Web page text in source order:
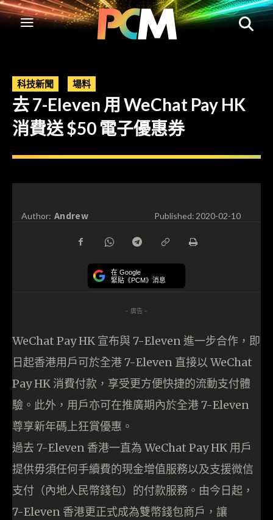
科技新聞 場料
去 7-Eleven 用 WeChat Pay HK
消費送 $50 電子優惠券
Author: Andrew Published:2020-02-10
在 Google
緊貼《PCM》消息
- 廣告 -
WeChat Pay HK 宣布與 7-Eleven 進一步合作，即
日起香港用戶可於全港 7-Eleven 直接以 WeChat
Pay HK 消費付款，享受更方便快捷的流動支付體
驗。此外，用戶亦可在推廣期內於全港 7-Eleven
尊享新年碼上狂賞優惠。
過去 7-Eleven 香港一直為 WeChat Pay HK 用戶
提供毋須任何手續費的現金增值服務以及支援微信
支付（內地人民幣錢包）的付款服務。由今日起，
7-Eleven 香港更正式成為雙幣錢包商戶，讓